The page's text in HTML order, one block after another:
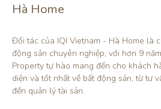
Hà Home
Đối tác của IQI Vietnam - Hà Home là
động sản chuyên nghiệp, với hơn 9
Property tự hào mang đến cho khách
diện và tốt nhất về bất động sản, từ tư
đến quản lý tài sản.